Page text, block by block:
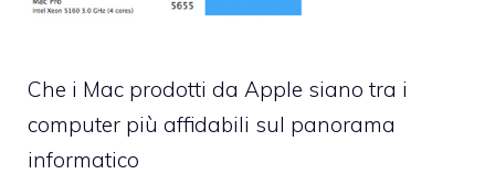
Che i Mac prodotti da Apple siano tra i
computer più affidabili sul panorama
informatico